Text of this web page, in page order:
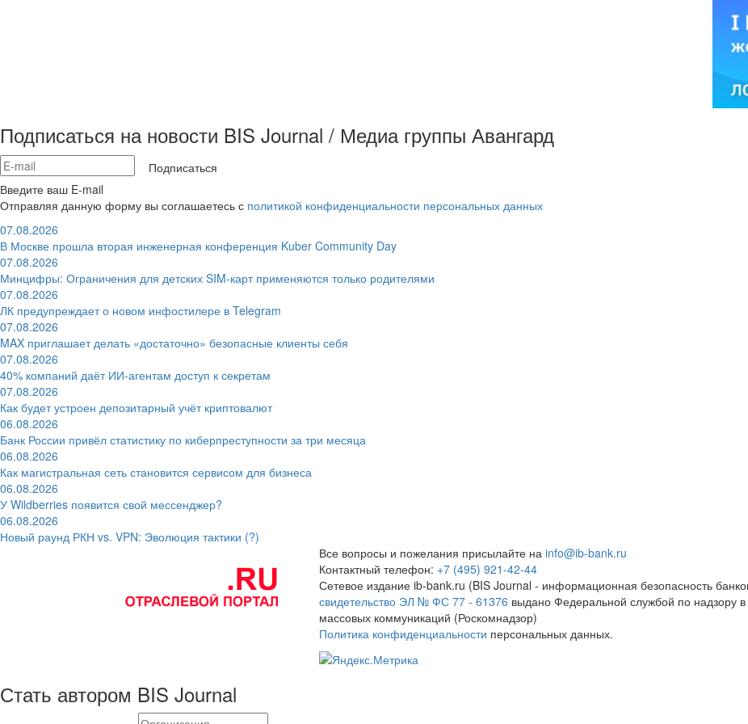
Подписаться на новости BIS Journal / Медиа группы Авангард
Подписаться
Введите ваш E-mail
Отправляя данную форму вы соглашаетесь с политикой конфиденциальности персональных данных
07.08.2026
В Москве прошла вторая инженерная конференция Kuber Community Day
07.08.2026
Минцифры: Ограничения для детских SIM-карт применяются только родителями
07.08.2026
ЛК предупреждает о новом инфостилере в Telegram
07.08.2026
MAX приглашает делать «достаточно» безопасные клиенты себя
07.08.2026
40% компаний даёт ИИ‑агентам доступ к секретам
07.08.2026
Как будет устроен депозитарный учёт криптовалют
06.08.2026
Банк России привёл статистику по киберпреступности за три месяца
06.08.2026
Как магистральная сеть становится сервисом для бизнеса
06.08.2026
У Wildberries появится свой мессенджер?
06.08.2026
Новый раунд РКН vs. VPN: Эволюция тактики (?)
Все вопросы и пожелания присылайте на info@ib-bank.ru
Контактный телефон: +7 (495) 921-42-44
Сетевое издание ib-bank.ru (BIS Journal - информационная безопасность
свидетельство ЭЛ № ФС 77 - 61376 выдано Федеральной службой по надзору
массовых коммуникаций (Роскомнадзор)
Политика конфиденциальности персональных данных.
Стать автором BIS Journal